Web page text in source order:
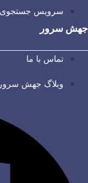
سرویس جستجوی
جهش سرور
تماس با ما
وبلاگ جهش سرور